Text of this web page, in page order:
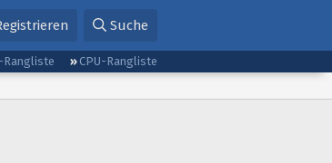
Suche
Rangliste
CPU-Rangliste